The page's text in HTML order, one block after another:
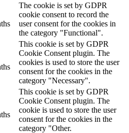
The cookie is set by GDPR
cookie consent to record the
user consent for the cookies in
the category "Functional".
This cookie is set by GDPR
Cookie Consent plugin. The
cookies is used to store the user
consent for the cookies in the
category "Necessary".
This cookie is set by GDPR
Cookie Consent plugin. The
cookie is used to store the user
consent for the cookies in the
category "Other.